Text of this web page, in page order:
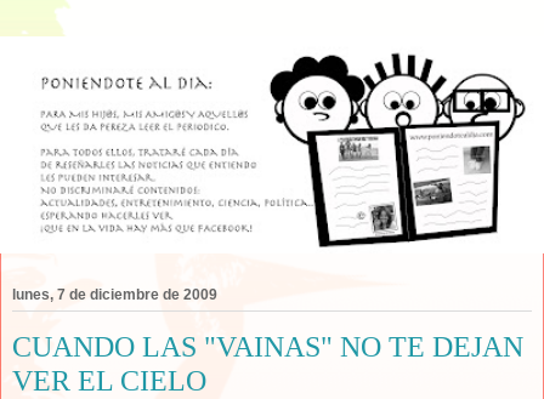
lunes, 7 de diciembre de 2009
CUANDO LAS "VAINAS" NO TE DEJAN
VER EL CIELO